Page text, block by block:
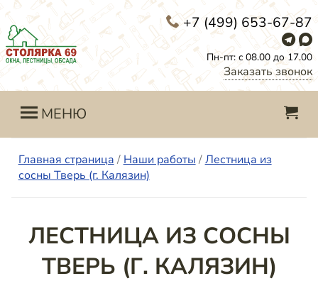
+7 (499) 653-67-87
Пн-пт: с 08.00 до 17.00
Заказать звонок
МЕНЮ
Главная страница / Наши работы /Лестница из
сосны Тверь (г. Калязин)
ЛЕСТНИЦА ИЗ СОСНЫ
ТВЕРЬ (Г. КАЛЯЗИН)